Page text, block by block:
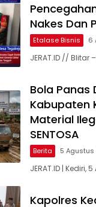
Nakes Dan
Etalase Bisnis 6
JERAT.ID //
Bola Panas
Kabupaten
Material
SENTOSA
Berita 5
JERAT.ID |
Kapolres